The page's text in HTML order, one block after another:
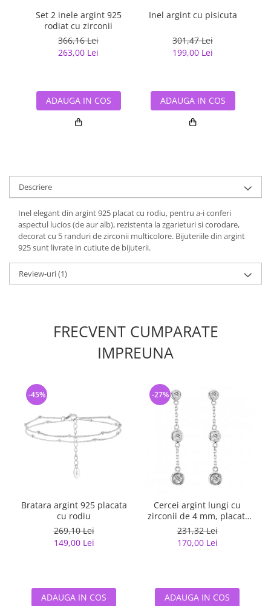
Set 2 inele argint 925
rodiat cu zirconii
366,16 Lei
263,00 Lei
ADAUGA IN COS
Inel argint cu pisicuta
301,47 Lei
199,00 Lei
ADAUGA IN COS
Descriere
Inel elegant din argint 925 placat cu rodiu, pentru a-i conferi
aspectul lucios (de aur alb), rezistenta la zgarieturi si corodare,
decorat cu 5 randuri de zirconii multicolore. Bijuteriile din argint
925 sunt livrate in cutiute de bijuterii.
Review-uri(1)
FRECVENT CUMPARATE
IMPREUNA
Bratara argint 925 placata
cu rodiu
269,10 Lei
149,00 Lei
-45%
ADAUGA IN COS
Cercei argint lungi cu
zirconii de 4 mm, placati
cu rodiu
231,32 Lei
170,00 Lei
-27%
ADAUGA IN COS